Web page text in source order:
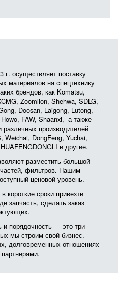
осуществляет поставку
материалов на спецтехнику
брендов, как Komatsu,
Zoomlion, Shehwa, SDLG,
Doosan, Laigong, Lutong,
FAW, Shaanxi, а также
различных производителей
Weichai, DongFeng, Yuchai,
и другие.
разместить большой
фильтров. Нашим
ценовой уровень.
короткие сроки привезти
запчасть, сделать заказ
и порядочность — это три
мы строим свой бизнес.
долговременных отношениях